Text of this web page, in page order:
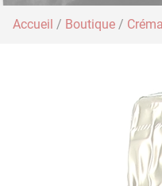
Accueil / Boutique /